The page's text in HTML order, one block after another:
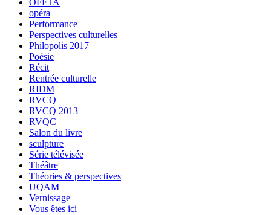
OFFTA
opéra
Performance
Perspectives culturelles
Philopolis 2017
Poésie
Récit
Rentrée culturelle
RIDM
RVCQ
RVCQ 2013
RVQC
Salon du livre
sculpture
Série télévisée
Théâtre
Théories & perspectives
UQAM
Vernissage
Vous êtes ici